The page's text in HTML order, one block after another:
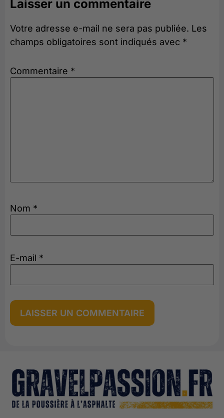
Laisser un commentaire
Votre adresse e-mail ne sera pas publiée. Les
champs obligatoires sont indiqués avec *
Commentaire *
Nom *
E-mail *